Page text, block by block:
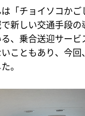
「チョイソコか
新しい交通手段
る、乗合送迎サー
こともあり、今
。